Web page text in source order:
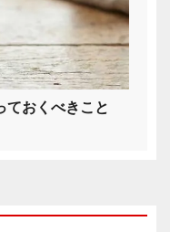
ておくべきこと